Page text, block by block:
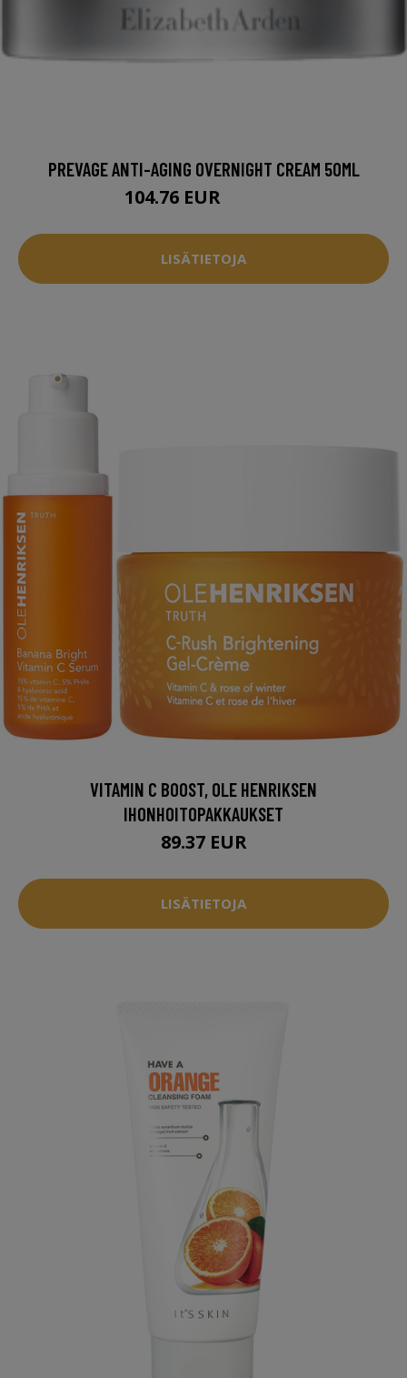
PREVAGE ANTI-AGING OVERNIGHT CREAM 50ML
104.76 EUR
LISÄTIETOJA
VITAMIN C BOOST, OLE HENRIKSEN
IHONHOITOPAKKAUKSET
89.37 EUR
LISÄTIETOJA